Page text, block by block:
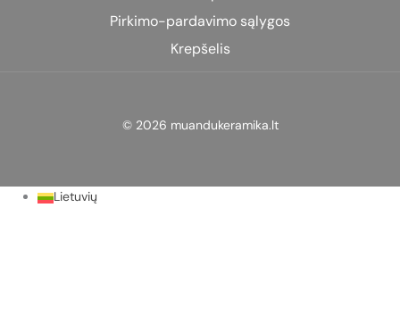
Pirkimo-pardavimo sąlygos
Krepšelis
© 2026 muandukeramika.lt
Lietuvių